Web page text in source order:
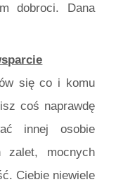
dobroci. Dana
się co i komu
coś naprawdę
innej osobie
zalet, mocnych
Ciebie niewiele